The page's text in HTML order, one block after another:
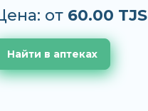
от 60.00 TJS
Найти в аптеках